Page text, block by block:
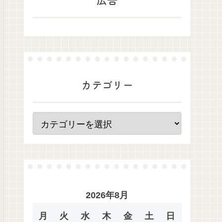
カテゴリー
2026年8月
月 火 水 木 金 土 日